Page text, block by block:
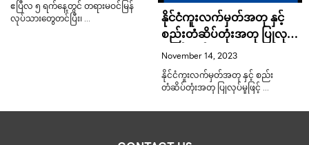
ဧပြီလ ၅ ရက်နေ့တွင် တရားမဝင်မြန်
လုပ်သားတွေတင်ပြီး၊ …
နိုင်ငံကူးလက်မှတ်အတု နှင့်
စည်းတံဆိပ်တုံးအတု ပြုလုပ်
မှုဖြင့် ထိုင်းအမျိုးသမီးတဦး
ကို ဖမ်းဆီး
November 14, 2023
နိုင်ငံကူးလက်မှတ်အတု နှင့် စည်း
တံဆိပ်တုံးအတု ပြုလုပ်မှုဖြင့် …